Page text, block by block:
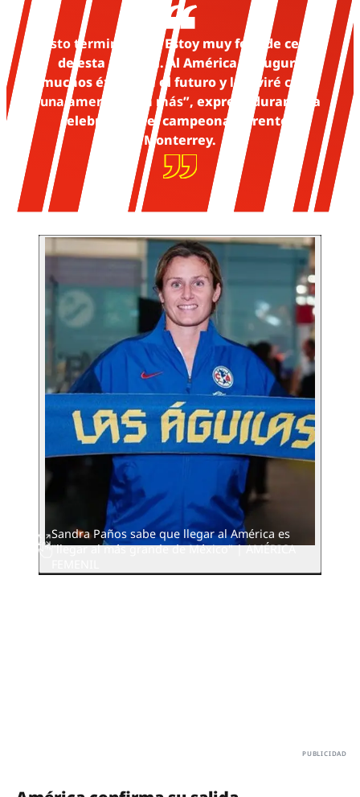
Esto termina aquí
. Estoy muy feliz de cerrar
de esta manera. Al América le auguro
muchos éxitos en el futuro ylo viviré como
una americanista más”, expresó durante la
celebración del campeonato frente a
Monterrey.
Sandra Paños sabe que llegar al América es
"llegar al más grande de México" | AMÉRICA